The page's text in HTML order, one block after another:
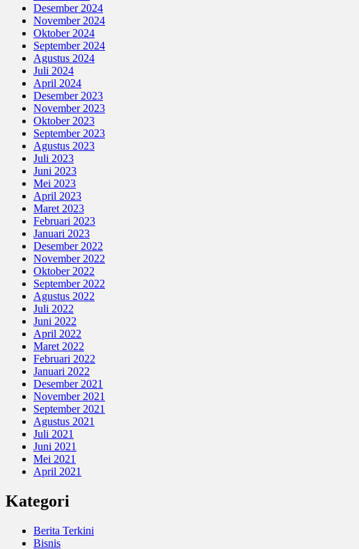
Desember 2024
November 2024
Oktober 2024
September 2024
Agustus 2024
Juli 2024
April 2024
Desember 2023
November 2023
Oktober 2023
September 2023
Agustus 2023
Juli 2023
Juni 2023
Mei 2023
April 2023
Maret 2023
Februari 2023
Januari 2023
Desember 2022
November 2022
Oktober 2022
September 2022
Agustus 2022
Juli 2022
Juni 2022
April 2022
Maret 2022
Februari 2022
Januari 2022
Desember 2021
November 2021
September 2021
Agustus 2021
Juli 2021
Juni 2021
Mei 2021
April 2021
Kategori
Berita Terkini
Bisnis